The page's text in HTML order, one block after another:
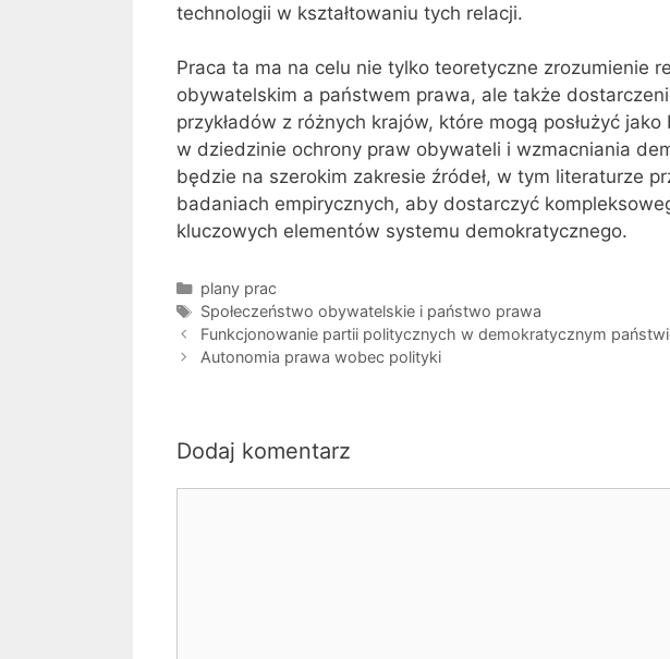
technologii w kształtowaniu tych relacji.
Praca ta ma na celu nie tylko teoretyczne zrozumienie
obywatelskim a państwem prawa, ale także
przykładów z różnych krajów, które mogą posłużyć
w dziedzinie ochrony praw obywateli i wzmacniania
będzie na szerokim zakresie źródeł, w tym literaturze
badaniach empirycznych, aby dostarczyć
kluczowych elementów systemu demokratycznego.
Kategorie
plany prac
Tagi
Społeczeństwo obywatelskie i państwo prawa
Funkcjonowanie partii politycznych w demokratycznym
Autonomia prawa wobec polityki
Dodaj komentarz